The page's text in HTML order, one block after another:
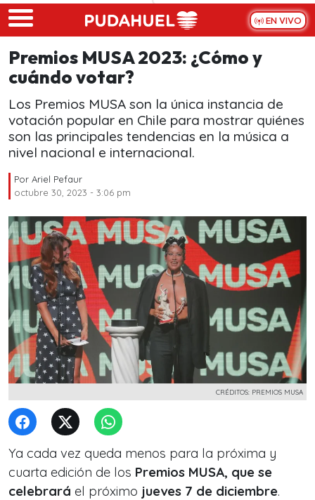
Skip to main content
EN VIVO
Premios MUSA 2023: ¿Cómo y
cuándo votar?
Los Premios MUSA son la única instancia de
votación popular en Chile para mostrar quiénes
son las principales tendencias en la música a
nivel nacional e internacional.
Por Ariel Pefaur
octubre 30, 2023 - 3:06 pm
CRÉDITOS: PREMIOS MUSA
Ya cada vez queda menos para la próxima y
cuarta edición de los Premios MUSA, que se
celebrará el próximo jueves 7 de diciembre.